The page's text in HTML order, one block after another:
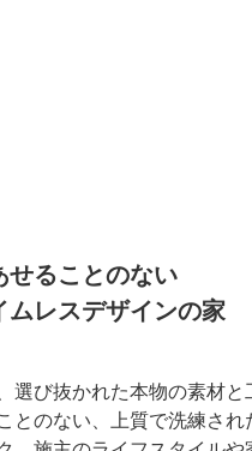
せることのない
ムレスデザインの家
選び抜かれた本物の素材と
とのない、上質で洗練され